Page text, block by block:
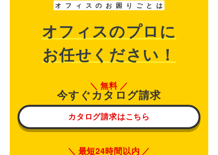
オ フ ィ ス の お 困 り ご と は
オフィスのプロに
お任せください！
無料
今すぐカタログ請求
カタログ請求はこちら
最短24時間以内